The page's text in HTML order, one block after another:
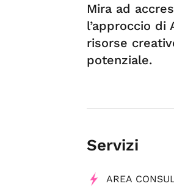
Mira ad
l’approccio
risorse
potenziale.
Servizi
AREA